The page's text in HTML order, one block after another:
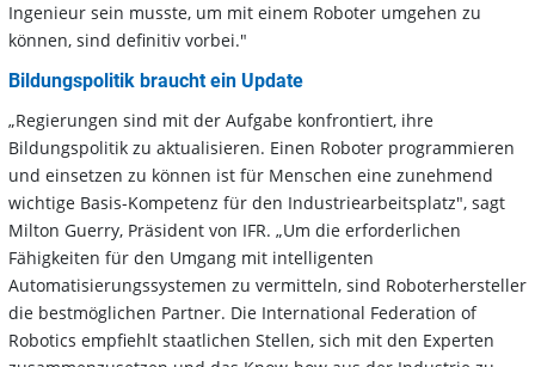
Ingenieur sein musste, um mit einem Roboter umgehen zu
können, sind definitiv vorbei."
Bildungspolitik braucht ein Update
„Regierungen sind mit der Aufgabe konfrontiert, ihre
Bildungspolitik zu aktualisieren. Einen Roboter programmieren
und einsetzen zu können ist für Menschen eine zunehmend
wichtige Basis-Kompetenz für den Industriearbeitsplatz", sagt
Milton Guerry, Präsident von IFR. „Um die erforderlichen
Fähigkeiten für den Umgang mit intelligenten
Automatisierungssystemen zu vermitteln, sind Roboterhersteller
die bestmöglichen Partner. Die International Federation of
Robotics empfiehlt staatlichen Stellen, sich mit den Experten